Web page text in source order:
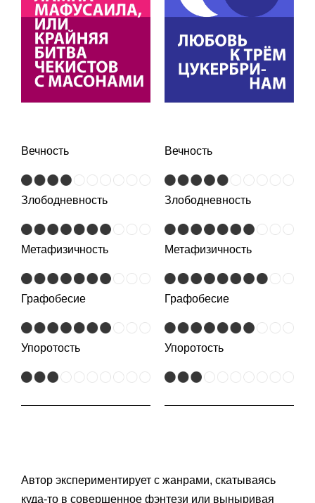
Вечность
Злободневность
Метафизичность
Графобесие
Упоротость
Вечность
Злободневность
Метафизичность
Графобесие
Упоротость
Автор экспериментирует с жанрами, скатываясь
куда-то в совершенное фэнтези или выныривая